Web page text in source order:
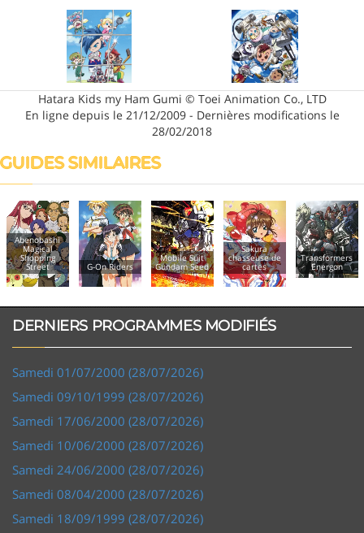
Hatara Kids my Ham Gumi © Toei Animation Co., LTD
En ligne depuis le 21/12/2009 - Dernières modifications le
28/02/2018
GUIDES SIMILAIRES
G-On Riders
Mobile Suit
Gundam Seed
Sakura
chasseuse de
cartes
Transformers
Energon
Le
DERNIERS PROGRAMMES MODIFIÉS
Samedi 01/07/2000 (28/07/2026)
Samedi 09/10/1999 (28/07/2026)
Samedi 17/06/2000 (28/07/2026)
Samedi 10/06/2000 (28/07/2026)
Samedi 24/06/2000 (28/07/2026)
Samedi 08/04/2000 (28/07/2026)
Samedi 18/09/1999 (28/07/2026)